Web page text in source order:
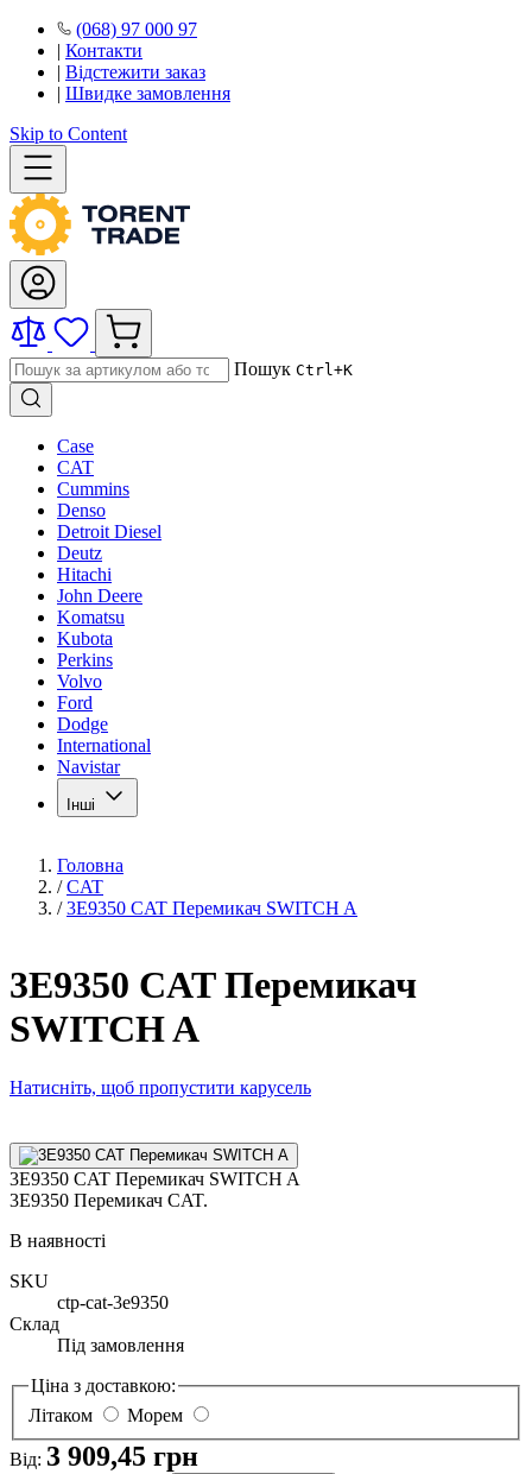
(068) 97 000 97
| Контакти
| Відстежити заказ
| Швидке замовлення
Skip to Content
Пошук Ctrl+K
Case
CAT
Cummins
Denso
Detroit Diesel
Deutz
Hitachi
John Deere
Komatsu
Kubota
Perkins
Volvo
Ford
Dodge
International
Navistar
Інші
Головна
/ CAT
/ 3E9350 CAT Перемикач SWITCH A
3E9350 CAT Перемикач
SWITCH A
Натисніть, щоб пропустити карусель
3E9350 CAT Перемикач SWITCH A
3E9350 Перемикач CAT.
В наявності
SKU
ctp-cat-3e9350
Склад
Під замовлення
Ціна з доставкою:
Літаком
Морем
Від: 3 909,45 грн